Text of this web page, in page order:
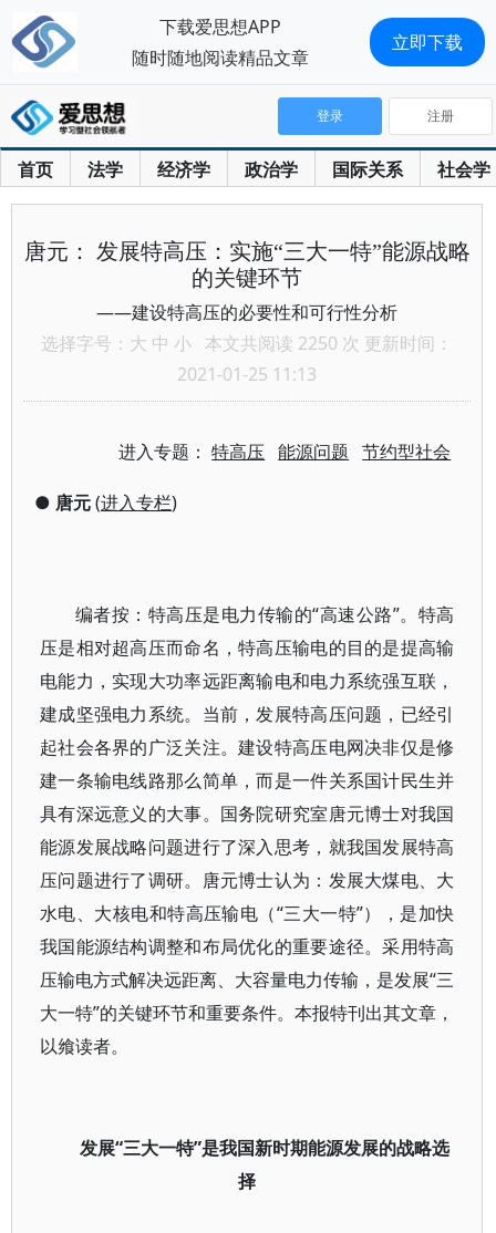
首页 法学 经济学 政治学 国际关系 社会学
登录 注册
唐元： 发展特高压：实施“三大一特”能源战略
的关键环节
——建设特高压的必要性和可行性分析
选择字号： 大 中 小 本文共阅读 2250 次 更新时间：
2021-01-25 11:13
进入专题：特高压 能源问题 节约型社会
● 唐元(进入专栏)
编者按：特高压是电力传输的“高速公路”。特高
压是相对超高压而命名，特高压输电的目的是提高输
电能力，实现大功率远距离输电和电力系统强互联，
建成坚强电力系统。当前，发展特高压问题，已经引
起社会各界的广泛关注。建设特高压电网决非仅是修
建一条输电线路那么简单，而是一件关系国计民生并
具有深远意义的大事。国务院研究室唐元博士对我国
能源发展战略问题进行了深入思考，就我国发展特高
压问题进行了调研。唐元博士认为：发展大煤电、大
水电、大核电和特高压输电（“三大一特”），是加快
我国能源结构调整和布局优化的重要途径。采用特高
压输电方式解决远距离、大容量电力传输，是发展“三
大一特”的关键环节和重要条件。本报特刊出其文章，
以飨读者。
发展“三大一特”是我国新时期能源发展的战略选
择
下载爱思想APP
随时随地阅读精品文章
立即下载